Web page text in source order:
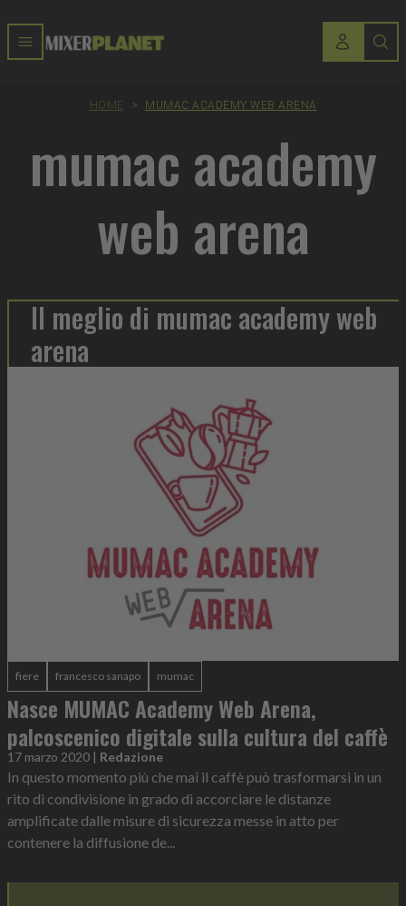
HOME > MUMAC ACADEMY WEB ARENA
mumac academy
web arena
Il meglio di mumac academy web
arena
fiere francesco sanapo mumac
Nasce MUMAC Academy Web Arena,
palcoscenico digitale sulla cultura del caffè
17 marzo 2020 | Redazione
In questo momento più che mai il caffè può trasformarsi in un
rito di condivisione in grado di accorciare le distanze
amplificate dalle misure di sicurezza messe in atto per
contenere la diffusione de...